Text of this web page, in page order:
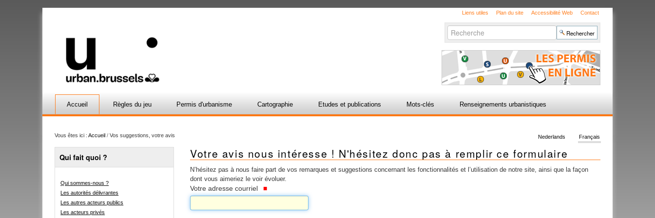
Liens utiles Plan du site Accessibilité Web Contact
Chercher par
avancée…
Accueil Règles du jeu Permis d'urbanisme Cartographie Etudes et publications Mots-clés Renseignements urbanistiques
Vous êtes ici : Accueil / Vos suggestions, votre avis Français
Nederlands
Qui fait quoi ?
Qui sommes-nous ?
Les autorités délivrantes
Les autres acteurs publics
Les acteurs privés
Votre avis nous intéresse ! N'hésitez donc pas à remplir ce formulaire
N’hésitez pas à nous faire part de vos remarques et suggestions concernant les fonctionnalités et l’utilisation de notre site, ainsi que la façon
dont vous aimeriez le voir évoluer.
Votre adresse courriel